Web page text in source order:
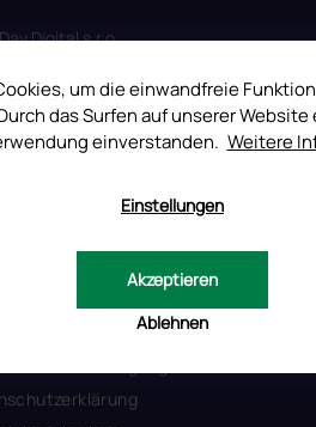
um die einwandfreie
das Surfen auf unserer Website
einverstanden. Weitere
Einstellungen
Ablehnen
Akzeptieren
Digital s.r.o.
Republik